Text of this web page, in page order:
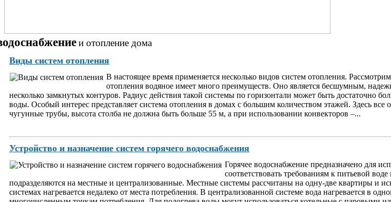
и отопление дома
Виды систем отопления
В настоящее время применяется несколько видов систем отопления.
отопления водяное имеет много преимуществ. Оно является бесшумным,
несколько замкнутых контуров. Радиус действия такой системы по горизонтали может быть достаточно
воды. Особый интерес представляет система отопления в домах с большим количеством этажей. Здесь
чугунные трубы, высота столба не должна быть больше 55 м, а при использовании конвекторов –...
Устройство и назначение систем горячего водоснабжения
Горячее водоснабжение предназначено для
соответствовать требованиям к питьевой
подразделяются на местные и централизованные. Местные системы рассчитаны на одну-две квартиры и
системах нагревается недалеко от места потребления. В централизованной системе вода нагревается в